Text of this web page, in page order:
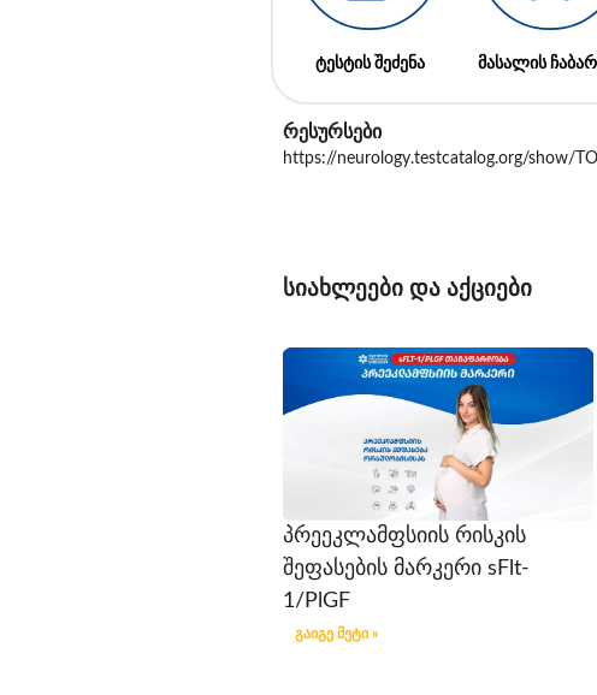
ტესტის შეძენა მასალის
რესურსები
https://neurology.testcatalog.org/show/
სიახლეები და აქციები
პრეეკლამფსიის რისკის
შეფასების მარკერი sFlt-
1/PlGF
გაიგე მეტი »